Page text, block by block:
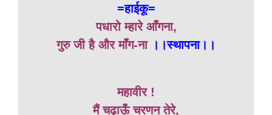
=हाईकू=
पधारो म्हारे आँगना,
गुरु जी है और माँग-ना।।स्थापना।।
महावीर !
मैं चढ़ाऊँ चरणन तेरे,